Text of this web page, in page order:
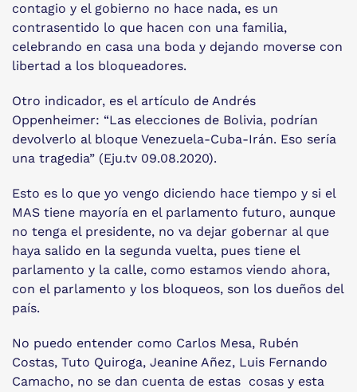
contagio y el gobierno no hace nada, es un
contrasentido lo que hacen con una familia,
celebrando en casa una boda y dejando moverse con
libertad a los bloqueadores.
Otro indicador, es el artículo de Andrés
Oppenheimer: “Las elecciones de Bolivia, podrían
devolverlo al bloque Venezuela-Cuba-Irán. Eso sería
una tragedia” (Eju.tv 09.08.2020).
Esto es lo que yo vengo diciendo hace tiempo y si el
MAS tiene mayoría en el parlamento futuro, aunque
no tenga el presidente, no va dejar gobernar al que
haya salido en la segunda vuelta, pues tiene el
parlamento y la calle, como estamos viendo ahora,
con el parlamento y los bloqueos, son los dueños del
país.
No puedo entender como Carlos Mesa, Rubén
Costas, Tuto Quiroga, Jeanine Añez, Luis Fernando
Camacho, no se dan cuenta de estas cosas y esta